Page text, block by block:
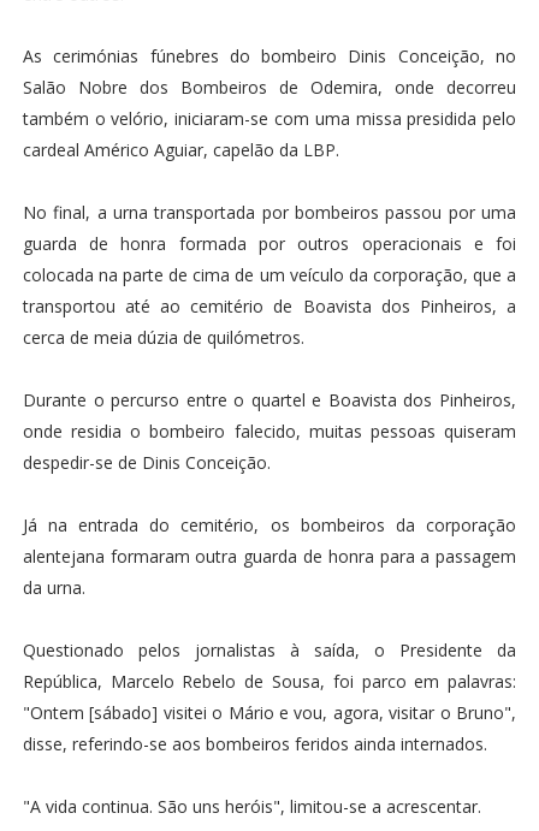
As cerimónias fúnebres do bombeiro Dinis Conceição, no
Salão Nobre dos Bombeiros de Odemira, onde decorreu
também o velório, iniciaram-se com uma missa presidida pelo
cardeal Américo Aguiar, capelão da LBP.
No final, a urna transportada por bombeiros passou por uma
guarda de honra formada por outros operacionais e foi
colocada na parte de cima de um veículo da corporação, que a
transportou até ao cemitério de Boavista dos Pinheiros, a
cerca de meia dúzia de quilómetros.
Durante o percurso entre o quartel e Boavista dos Pinheiros,
onde residia o bombeiro falecido, muitas pessoas quiseram
despedir-se de Dinis Conceição.
Já na entrada do cemitério, os bombeiros da corporação
alentejana formaram outra guarda de honra para a passagem
da urna.
Questionado pelos jornalistas à saída, o Presidente da
República, Marcelo Rebelo de Sousa, foi parco em palavras:
"Ontem [sábado] visitei o Mário e vou, agora, visitar o Bruno",
disse, referindo-se aos bombeiros feridos ainda internados.
"A vida continua. São uns heróis", limitou-se a acrescentar.